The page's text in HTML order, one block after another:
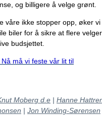
og billigere å velge grønt.
våre ikke stopper opp, øker vi
biler for å sikre at flere velger
budsjettet.
må vi feste vår lit til
Moberg d.e | Hanne
| Jon Winding-Sørensen